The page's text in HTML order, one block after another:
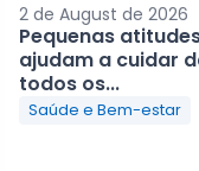
2 de August de 2026
Pequenas
ajudam a cuidar
todos os...
Saúde e Bem-estar